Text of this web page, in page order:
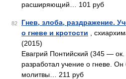
расширяющий… 101 руб
82
Гнев, злоба, раздражение.
о гневе и кротости ,
(2015)
Евагрий Понтийский (345 — ок.
разработал учение о гневе.
молитвы… 211 руб